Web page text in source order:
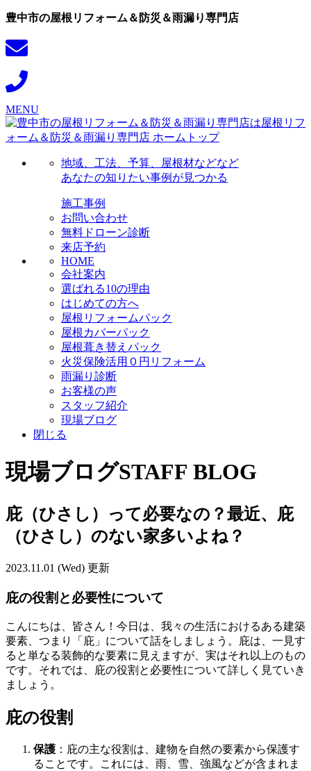
豊中市の屋根リフォーム＆防災＆雨漏り専門店
MENU
地域、工法、予算、屋根材などなど
あなたの知りたい事例が見つかる
施工事例
お問い合わせ
無料ドローン診断
来店予約
HOME
会社案内
選ばれる10の理由
はじめての方へ
屋根リフォームパック
屋根カバーパック
屋根葺き替えパック
火災保険活用０円リフォーム
雨漏り診断
お客様の声
スタッフ紹介
現場ブログ
閉じる
現場ブログSTAFF BLOG
庇（ひさし）って必要なの？最近、庇
（ひさし）のない家多いよね？
2023.11.01 (Wed) 更新
庇の役割と必要性について
こんにちは、皆さん！今日は、我々の生活におけるある建築
要素、つまり「庇」について話をしましょう。庇は、一見す
ると単なる装飾的な要素に見えますが、実はそれ以上のもの
です。それでは、庇の役割と必要性について詳しく見ていき
ましょう。
庇の役割
保護 ：庇の主な役割は、建物を自然の要素から保護す
ることです。これには、雨、雪、強風などが含まれま